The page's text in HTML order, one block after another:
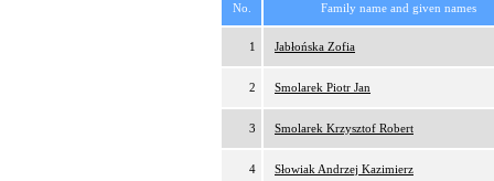
No. Family name and given names
1 Jabłońska Zofia
2 Smolarek Piotr Jan
3 Smolarek Krzysztof Robert
4 Słowiak Andrzej Kazimierz